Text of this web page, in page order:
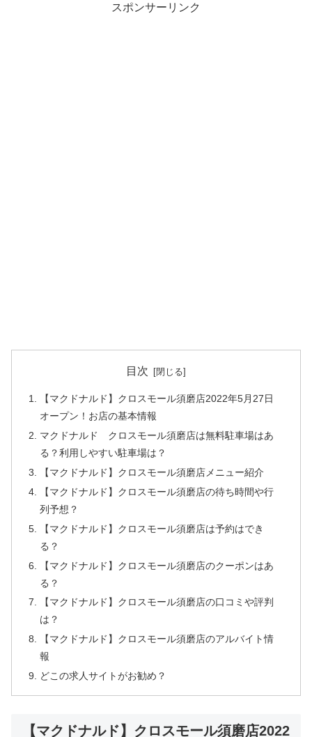
スポンサーリンク
目次
【マクドナルド】クロスモール須磨店2022年5月27日
オープン！お店の基本情報
マクドナルド クロスモール須磨店は無料駐車場はあ
る？利用しやすい駐車場は？
【マクドナルド】クロスモール須磨店メニュー紹介
【マクドナルド】クロスモール須磨店の待ち時間や行
列予想？
【マクドナルド】クロスモール須磨店は予約はでき
る？
【マクドナルド】クロスモール須磨店のクーポンはあ
る？
【マクドナルド】クロスモール須磨店の口コミや評判
は？
【マクドナルド】クロスモール須磨店のアルバイト情
報
どこの求人サイトがお勧め？
【マクドナルド】クロスモール須磨店2022